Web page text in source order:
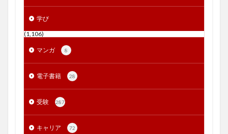
学び
(1,106)
マンガ 8
電子書籍 28
受験 287
キャリア 72